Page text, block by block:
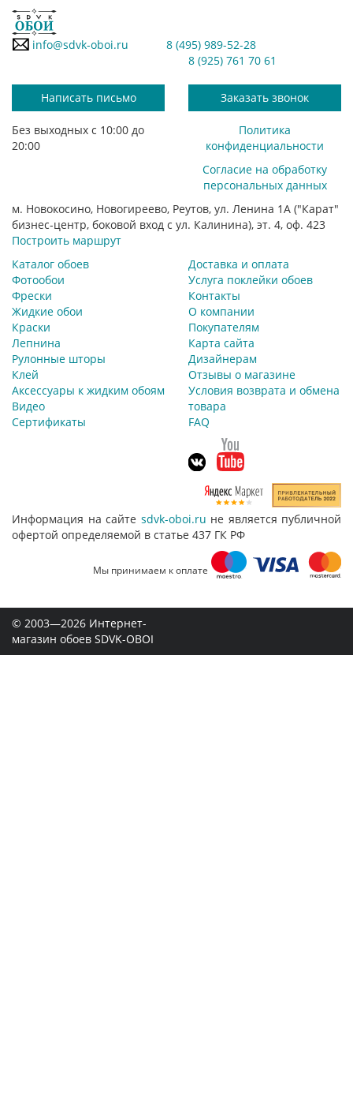
info@sdvk-oboi.ru
8 (495) 989-52-28
8 (925) 761 70 61
Написать письмо Заказать звонок
Без выходных с 10:00 до
20:00
Политика
конфиденциальности
Согласие на обработку
персональных данных
м. Новокосино, Новогиреево, Реутов, ул. Ленина 1А ("Карат"
бизнес-центр, боковой вход с ул. Калинина), эт. 4, оф. 423
Построить маршрут
Каталог обоев
Фотообои
Фрески
Жидкие обои
Краски
Лепнина
Рулонные шторы
Клей
Аксессуары к жидким обоям
Видео
Сертификаты
Доставка и оплата
Услуга поклейки обоев
Контакты
О компании
Покупателям
Карта сайта
Дизайнерам
Отзывы о магазине
Условия возврата и обмена
товара
FAQ
Информация на сайте sdvk-oboi.ru не является публичной
офертой определяемой в статье 437 ГК РФ
Мы принимаем к оплате
© 2003—2026 Интернет-
магазин обоев SDVK-OBOI